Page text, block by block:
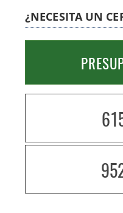
APERTURA DE
2019)
2019)
¿NECESITA UN